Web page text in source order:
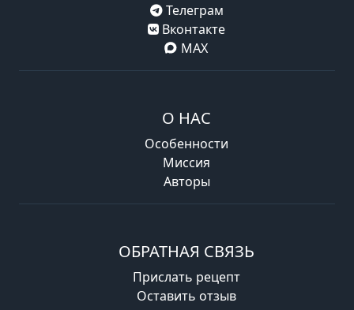
Телеграм
Вконтакте
MAX
О НАС
Особенности
Миссия
Авторы
ОБРАТНАЯ СВЯЗЬ
Прислать рецепт
Оставить отзыв